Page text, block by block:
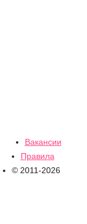
Вакансии
Правила
© 2011-2026